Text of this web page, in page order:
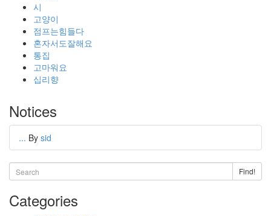
시
고양이
점프는힘들다
혼자서도잘해요
통집
고마워요
십리향
Notices
... By sid
Find!
Categories